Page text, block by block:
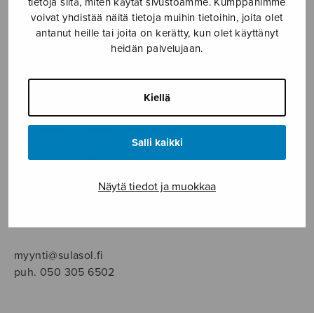
voivat yhdistää näitä tietoja muihin tietoihin, joita olet
antanut heille tai joita on kerätty, kun olet käyttänyt
heidän palvelujaan.
Kiellä
Salli kaikki
Näytä tiedot ja muokkaa
YKSINLAULU
YLEINEN
Sulasol nuottikauppa
Myymälä avoinna
myynti@sulasol.fi
puh. 050 305 6502